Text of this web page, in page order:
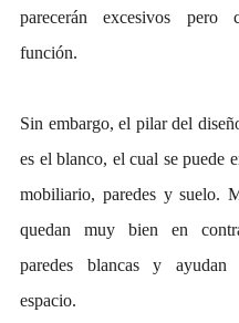
parecerán excesivos pero
función.
Sin embargo, el pilar del
es el blanco, el cual se puede
mobiliario, paredes y suelo.
quedan muy bien en
paredes blancas y
espacio.